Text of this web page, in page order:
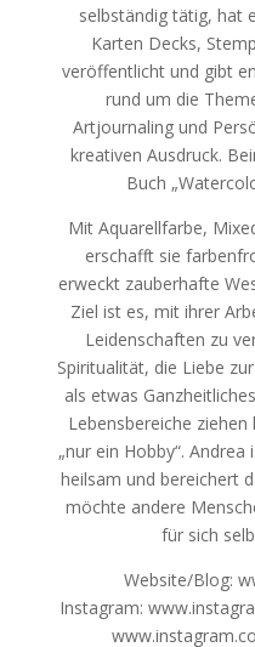
selbständig tätig, hat
Karten Decks,
veröffentlicht und gibt
rund um die
Artjournaling und
kreativen Ausdruck.
Buch
Mit Aquarellfarbe,
erschafft sie
erweckt zauberhafte
Ziel ist es, mit ihrer
Leidenschaften zu
Spiritualität, die Liebe
als etwas
Lebensbereiche
„nur ein Hobby“.
heilsam und bereichert
möchte andere
für sich
Website/Blog:
Instagram: